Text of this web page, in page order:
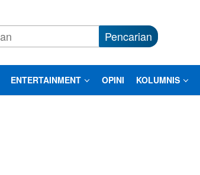
Pencarian
ENTERTAINMENT OPINI KOLUMNIS